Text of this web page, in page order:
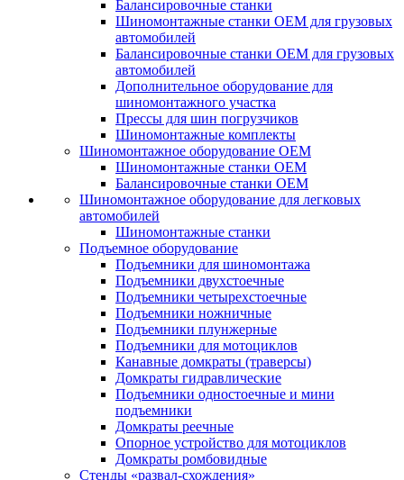
Балансировочные станки
Шиномонтажные станки ОЕМ для грузовых
автомобилей
Балансировочные станки ОЕМ для грузовых
автомобилей
Дополнительное оборудование для
шиномонтажного участка
Прессы для шин погрузчиков
Шиномонтажные комплекты
Шиномонтажное оборудование ОЕМ
Шиномонтажные станки ОЕМ
Балансировочные станки ОЕМ
Шиномонтажное оборудование для легковых
автомобилей
Шиномонтажные станки
Подъемное оборудование
Подъемники для шиномонтажа
Подъемники двухстоечные
Подъемники четырехстоечные
Подъемники ножничные
Подъемники плунжерные
Подъемники для мотоциклов
Канавные домкраты (траверсы)
Домкраты гидравлические
Подъемники одностоечные и мини
подъемники
Домкраты реечные
Опорное устройство для мотоциклов
Домкраты ромбовидные
Стенды «развал-схождения»